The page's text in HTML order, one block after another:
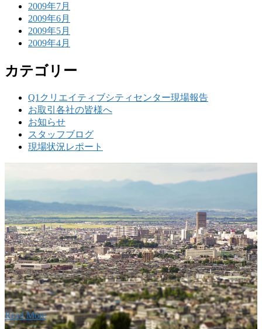
2009年7月
2009年6月
2009年5月
2009年4月
カテゴリー
Q1クリエイティブシティセンター現場報告
お取引各社の皆様へ
お知らせ
スタッフブログ
現場状況レポート
の歴史ある実績・建設技術と、旧カネフジハウス
利くフットワークが結びついた新しい建設会社で
Read More